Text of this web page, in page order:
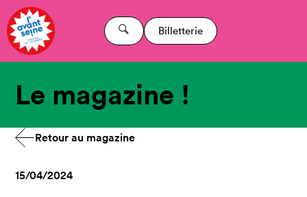
Billetterie
Le magazine !
Retour au magazine
15/04/2024